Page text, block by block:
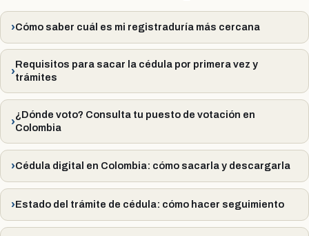
Cómo saber cuál es mi registraduría más cercana
Requisitos para sacar la cédula por primera vez y
trámites
¿Dónde voto? Consulta tu puesto de votación en
Colombia
Cédula digital en Colombia: cómo sacarla y descargarla
Estado del trámite de cédula: cómo hacer seguimiento